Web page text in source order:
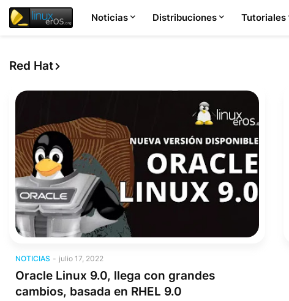
Noticias Distribuciones Tutoriales
Red Hat
NOTICIAS - julio 17, 2022
Oracle Linux 9.0, llega con grandes
cambios, basada en RHEL 9.0